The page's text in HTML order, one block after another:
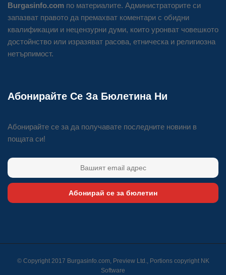
Burgasinfo.com по материалите. Администраторите си
запазват правото да премахват коментари с обидни
квалификации и нецензурни думи, които уронват човешкото
достойнство или изразяват расова, етническа и религиозна
нетърпимост.
Абонирайте Се За Бюлетина Ни
Абонирайте се за да получавате последните новини в
пощата си!
Абонирай се за бюлетин
© Copyright 2017 Burgasinfo.com, Preview Ltd., Portions copyright NK
Software